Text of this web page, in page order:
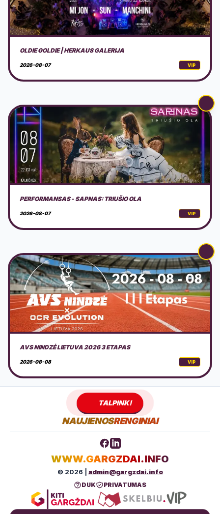
PERFORMANSAS - SAPNAS: TRIUŠIO OLA
2026-08-07 VIP
AVS NINDZĖ LIETUVA 2026 3 ETAPAS
2026-08-08 VIP
DOVILŲ KURORTO ŠVENTĖ 2026 + PROGRAMA
2026-08-08 VIP
TALPINK!
NAUJIENOSRENGINIAI
WWW.GARGZDAI.INFO
© 2026 | admin@gargzdai.info
DUK PRIVATUMAS